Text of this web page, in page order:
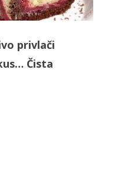
privlači
Čista